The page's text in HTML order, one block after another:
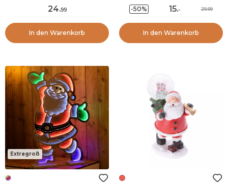
24.99
In den Warenkorb
-50% 15.- 29.99
In den Warenkorb
Extragroß